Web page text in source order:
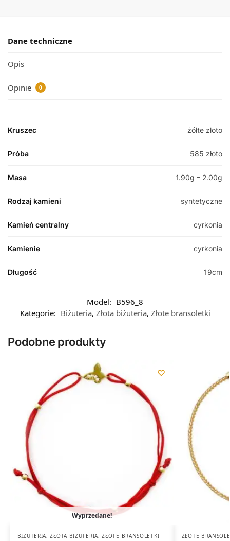
Dane techniczne
Opis
Opinie 0
Kruszec żółte złoto
Próba 585 złoto
Masa 1.90g – 2.00g
Rodzaj kamieni syntetyczne
Kamień centralny cyrkonia
Kamienie cyrkonia
Długość 19cm
Model: B596_8
Kategorie: Biżuteria, Złota biżuteria, Złote bransoletki
Podobne produkty
Wyprzedane!
BIŻUTERIA,ZŁOTA BIŻUTERIA,ZŁOTE BRANSOLETKI ZŁOTE